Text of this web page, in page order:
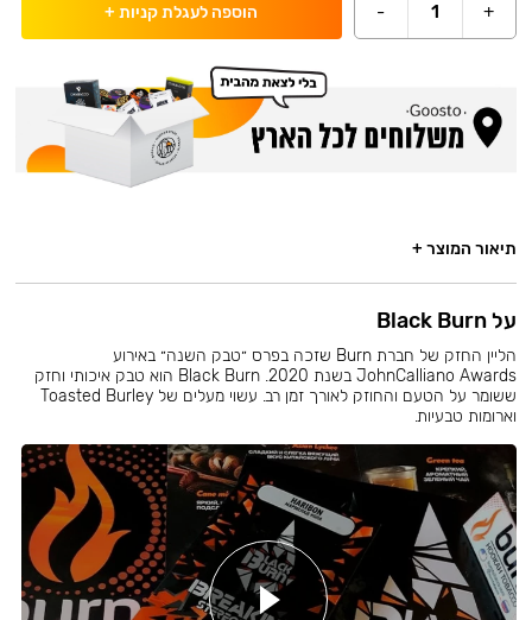
+
1
- הוספה לעגלת קניות +
תיאור המוצר +
על Black Burn
הליין החזק של חברת Burn שזכה בפרס ״טבק השנה״ באירוע
JohnCalliano Awards בשנת 2020. Black Burn הוא טבק איכותי וחזק
ששומר על הטעם והחוזק לאורך זמן רב. עשוי מעלים של Toasted Burley
וארומות טבעיות.